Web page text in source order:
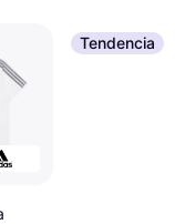
Tendencia